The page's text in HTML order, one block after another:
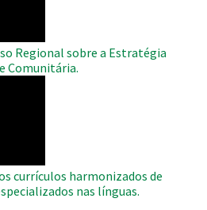
Regional sobre a Estratégia
Comunitária.
currículos harmonizados de
nas línguas.